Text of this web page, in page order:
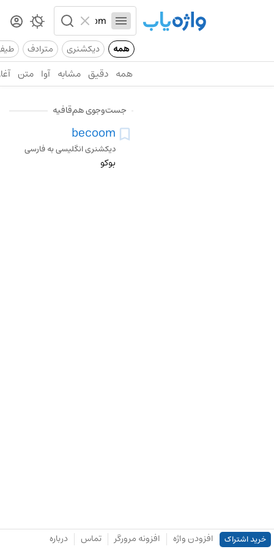
همه دیکشنری مترادف
همه دقیق مشابه آوا متن
جست‌وجوی هم‌قافیه
becoom
دیکشنری انگلیسی به فارسی
بوکو
خرید اشتراک افزودن واژه افزونه مرورگر تماس درباره